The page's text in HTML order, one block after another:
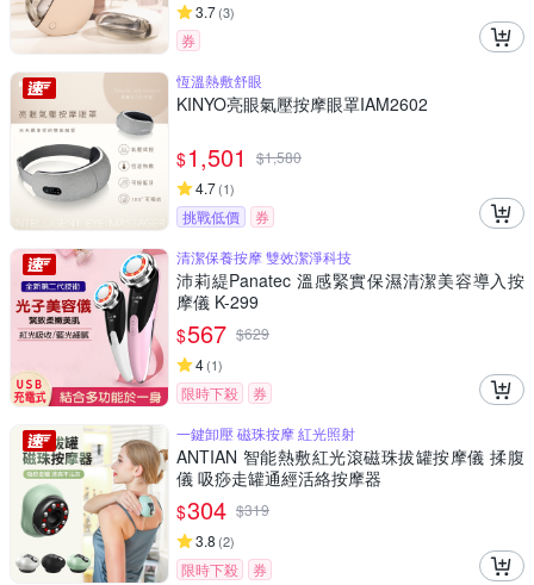
3.7(3)
券
恆溫熱敷舒眼
KINYO亮眼氣壓按摩眼罩IAM2602
$1,501 $1,580
4.7(1)
挑戰低價
券
清潔保養按摩 雙效潔淨科技
沛莉緹Panatec 溫感緊實保濕清潔美容導入按
摩儀 K-299
$567 $629
4(1)
限時下殺
券
一鍵卸壓 磁珠按摩 紅光照射
ANTIAN 智能熱敷紅光滾磁珠拔罐按摩儀 揉腹
儀 吸痧走罐通經活絡按摩器
$304 $319
3.8 (2)
限時下殺 券